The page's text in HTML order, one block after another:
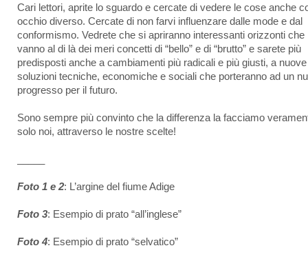
Cari lettori, aprite lo sguardo e cercate di vedere le cose anche
occhio diverso. Cercate di non farvi influenzare dalle mode e dal
conformismo. Vedrete che si apriranno interessanti orizzonti che
vanno al di là dei meri concetti di “bello” e di “brutto” e sarete più
predisposti anche a cambiamenti più radicali e più giusti, a nuove
soluzioni tecniche, economiche e sociali che porteranno ad un
progresso per il futuro.
Sono sempre più convinto che la differenza la facciamo
solo noi, attraverso le nostre scelte!
Foto 1 e 2: L’argine del fiume Adige
Foto 3: Esempio di prato “all’inglese”
Foto 4: Esempio di prato “selvatico”